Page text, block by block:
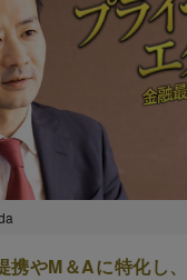
携やM＆Aに特化し